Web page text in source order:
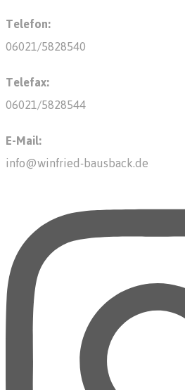
Telefon:
06021/5828540
Telefax:
06021/5828544
E-Mail:
info@winfried-bausback.de